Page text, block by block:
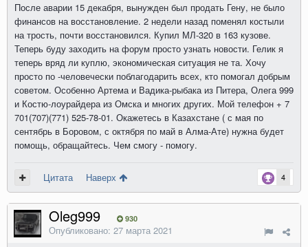
После аварии 15 декабря, вынужден был продать Гену, не было
финансов на восстановление. 2 недели назад поменял костыли
на трость, почти восстановился. Купил МЛ-320 в 163 кузове.
Теперь буду заходить на форум просто узнать новости. Гелик я
теперь вряд ли куплю, экономическая ситуация не та. Хочу
просто по -человечески поблагодарить всех, кто помогал добрым
советом. Особенно Артема и Вадика-рыбака из Питера, Олега 999
и Костю-лоурайдера из Омска и многих других. Мой телефон + 7
701(707)(771) 525-78-01. Окажетесь в Казахстане ( с мая по
сентябрь в Боровом, с октября по май в Алма-Ате) нужна будет
помощь, обращайтесь. Чем смогу - помогу.
4
Цитата Наверх
Oleg999 930
Опубликовано: 27 марта 2021